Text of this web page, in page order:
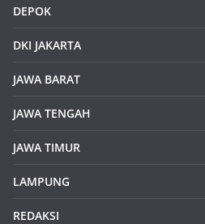
DEPOK
DKI JAKARTA
JAWA BARAT
JAWA TENGAH
JAWA TIMUR
LAMPUNG
REDAKSI